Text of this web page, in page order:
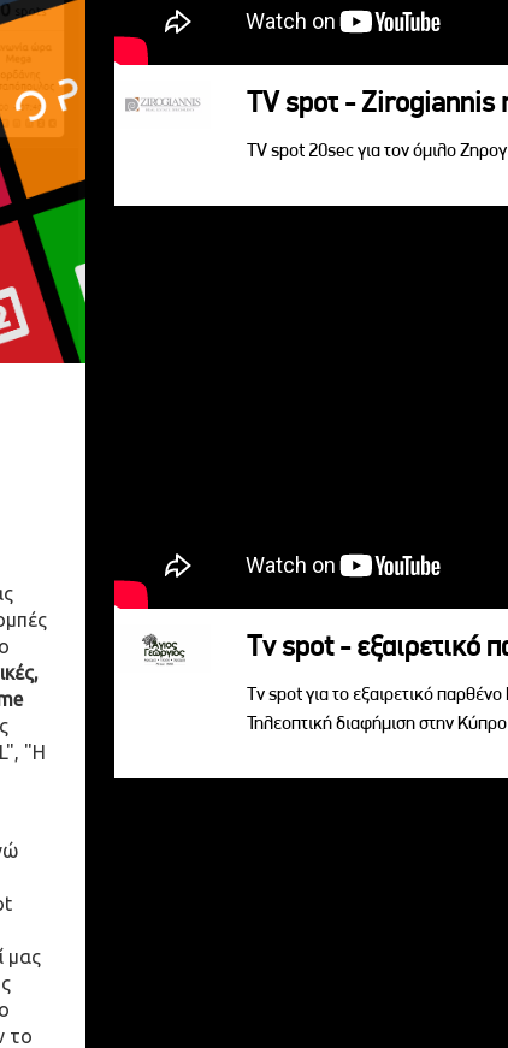
"Η
μας
το
TV spoτ -
TV spot 20sec για τον όμιλο
Tv spot - εξαιρετικό
Tv spot για το εξαιρετικό
Τηλεοπτική διαφήμιση στην